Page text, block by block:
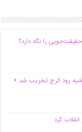
را نگه دارد؟
رود کرج تخریب شد +